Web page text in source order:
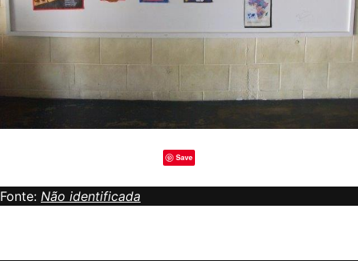
Save
Fonte: Não identificada